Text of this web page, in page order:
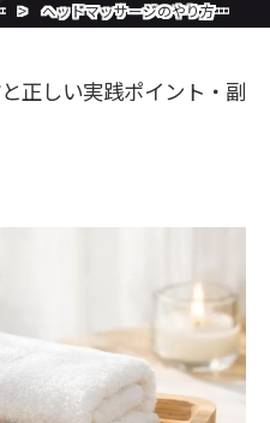
コラム ヘッドマッサージのやり方と正しい実践ポイント・副業への活かし方を解説
正しい実践ポイント・副